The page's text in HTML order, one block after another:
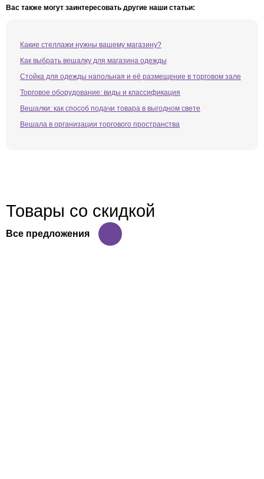
Вас также могут заинтересовать другие наши статьи:
Какие стеллажи нужны вашему магазину?
Как выбрать вешалку для магазина одежды
Стойка для одежды напольная и её размещение в торговом зале
Торговое оборудование: виды и классификация
Вешалки: как способ подачи товара в выгодном свете
Вешала в организации торгового пространства
Товары со скидкой
Все предложения